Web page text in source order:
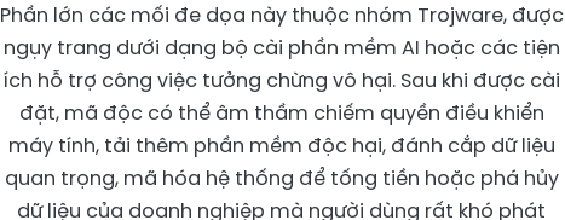
Phần lớn các mối đe dọa này thuộc nhóm Trojware, được
ngụy trang dưới dạng bộ cài phần mềm AI hoặc các tiện
ích hỗ trợ công việc tưởng chừng vô hại. Sau khi được cài
đặt, mã độc có thể âm thầm chiếm quyền điều khiển
máy tính, tải thêm phần mềm độc hại, đánh cắp dữ liệu
quan trọng, mã hóa hệ thống để tống tiền hoặc phá hủy
dữ liệu của doanh nghiệp mà người dùng rất khó phát